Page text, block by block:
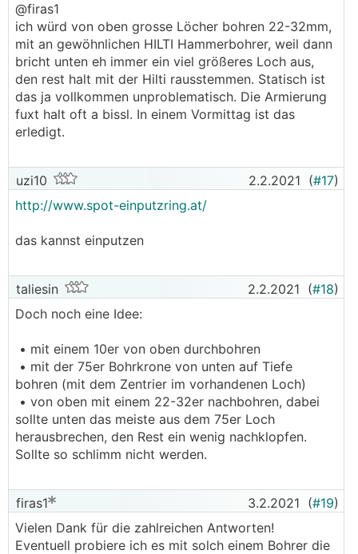
@firas1
ich würd von oben grosse Löcher bohren 22-32mm,
mit an gewöhnlichen HILTI Hammerbohrer, weil dann
bricht unten eh immer ein viel größeres Loch aus,
den rest halt mit der Hilti rausstemmen. Statisch ist
das ja vollkommen unproblematisch. Die Armierung
fuxt halt oft a bissl. In einem Vormittag ist das
erledigt.
uzi10 2.2.2021 (#17)
http://www.spot-einputzring.at/
das kannst einputzen
taliesin 2.2.2021 (#18)
Doch noch eine Idee:
• mit einem 10er von oben durchbohren
• mit der 75er Bohrkrone von unten auf Tiefe
bohren (mit dem Zentrier im vorhandenen Loch)
• von oben mit einem 22-32er nachbohren, dabei
sollte unten das meiste aus dem 75er Loch
herausbrechen, den Rest ein wenig nachklopfen.
Sollte so schlimm nicht werden.
firas1 3.2.2021 (#19)
Vielen Dank für die zahlreichen Antworten!
Eventuell probiere ich es mit solch einem Bohrer die